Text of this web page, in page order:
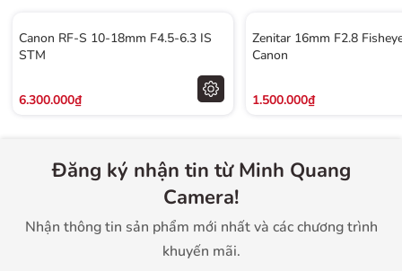
Canon RF-S 10-18mm F4.5-6.3 IS
STM
6.300.000₫
Zenitar 16mm F2.8
Canon
1.500.000₫
Đăng ký nhận tin từ Minh Quang
Camera!
Nhận thông tin sản phẩm mới nhất và các chương trình
khuyến mãi.